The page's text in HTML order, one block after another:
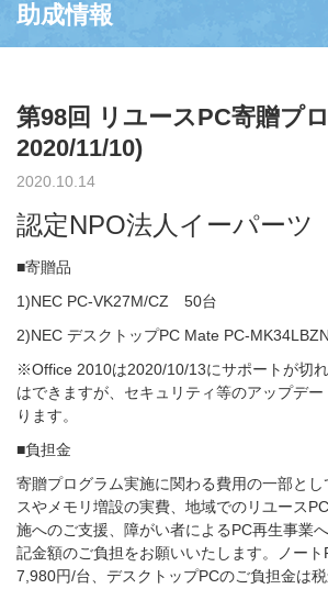
助成情報
第98回 リユースPC寄贈プ
2020/11/10)
2020.10.14
認定NPO法人イーパーツ
■寄贈品
1)NEC PC-VK27M/CZ 50台
2)NEC デスクトップPC Mate PC-
※Office 2010は2020/10/13にサポートが切
はできますが、セキュリティ等のアップデ
ります。
■負担金
寄贈プログラム実施に関わる費用の一部と
スやメモリ増設の実費、地域でのリユース
施へのご支援、障がい者によるPC再生事業
記金額のご負担をお願いいたします。ノー
7,980円/台、デスクトップPCのご負担金は税